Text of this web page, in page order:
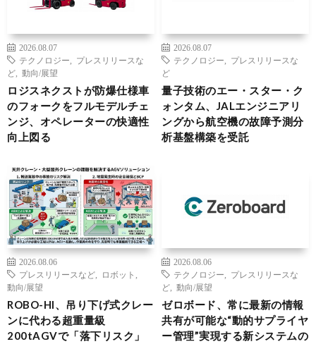
2026.08.07
テクノロジー
プレスリリースな
ど
動向/展望
ロジスネクストが防爆仕様車
のフォークをフルモデルチェ
ンジ、オペレーターの快適性
向上図る
2026.08.07
テクノロジー
プレスリリースな
ど
量子技術のエー・スター・ク
ォンタム、JALエンジニアリ
ングから航空機の故障予測分
析基盤構築を受託
2026.08.06
プレスリリースなど
ロボット
動向/展望
ROBO-HI、吊り下げ式クレー
ンに代わる超重量級
200tAGVで「落下リスク」
2026.08.06
テクノロジー
プレスリリースな
ど
動向/展望
ゼロボード、常に最新の情報
共有が可能な“動的サプライヤ
ー管理”実現する新システムの